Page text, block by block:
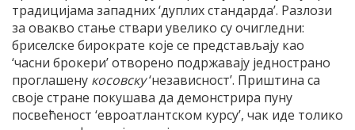
традицијама западних ‘дуплих стандарда’. Разлози
за овакво стање ствари увелико су очигледни:
бриселске бирократе које се представљају као
‘часни брокери’ отворено подржавају једнострано
проглашену косовску‘независност’. Приштина са
своје стране покушава да демонстрира пуну
посвећеност ‘евроатлантском курсу’, чак иде толико